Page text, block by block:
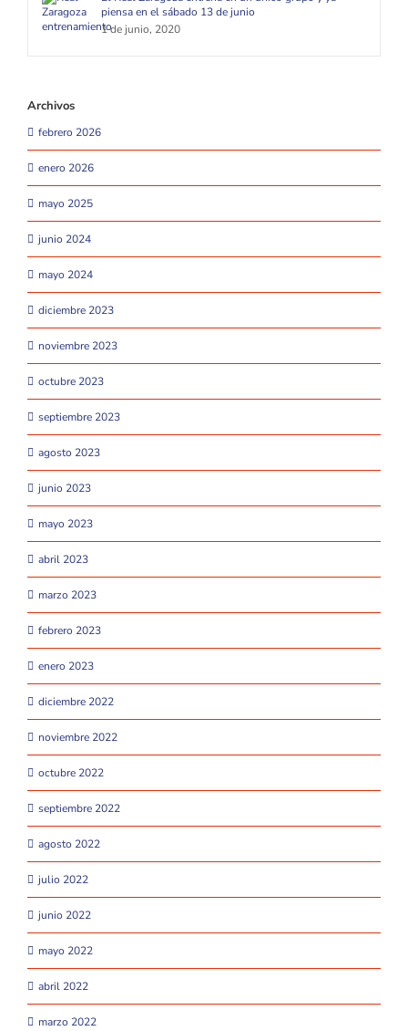
piensa en el sábado 13 de junio
1 de junio, 2020
Archivos
febrero 2026
enero 2026
mayo 2025
junio 2024
mayo 2024
diciembre 2023
noviembre 2023
octubre 2023
septiembre 2023
agosto 2023
junio 2023
mayo 2023
abril 2023
marzo 2023
febrero 2023
enero 2023
diciembre 2022
noviembre 2022
octubre 2022
septiembre 2022
agosto 2022
julio 2022
junio 2022
mayo 2022
abril 2022
marzo 2022